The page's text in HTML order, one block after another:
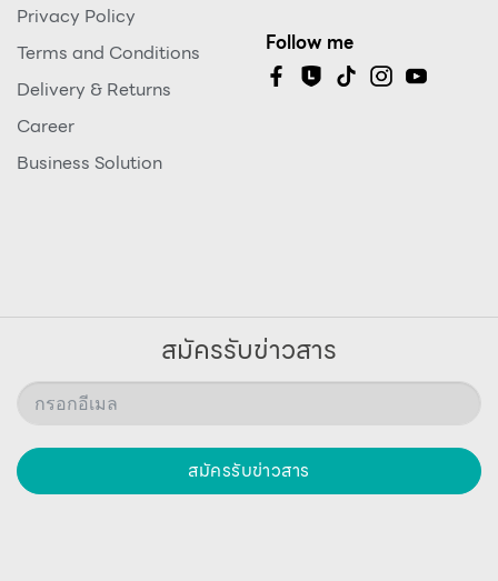
Privacy Policy
Terms and Conditions
Delivery & Returns
Career
Business Solution
Follow me
สมัครรับข่าวสาร
สมัครรับข่าวสาร